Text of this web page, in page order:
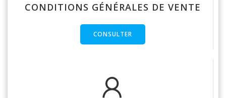
CONDITIONS GÉNÉRALES DE VENTE
CONSULTER